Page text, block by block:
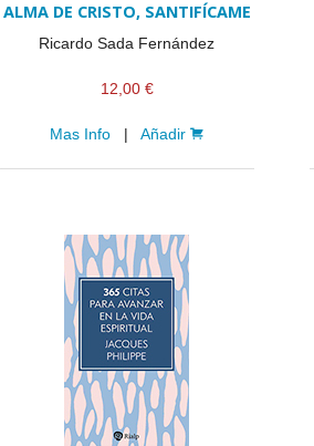
ALMA DE CRISTO, SANTIFÍCAME
Ricardo Sada Fernández
12,00 €
Mas Info |Añadir